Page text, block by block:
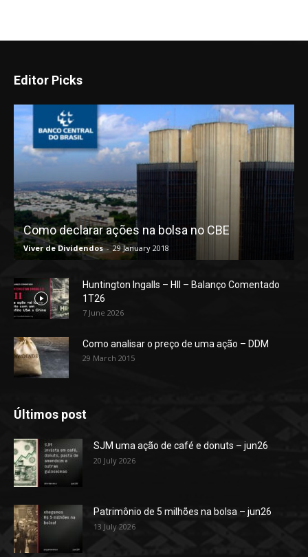
Editor Picks
Como declarar ações na bolsa no CBE
Viver de Dividendos - 29 January 2018
Huntington Ingalls – HII – Balanço Comentado
1T26
7 June 2026
Como analisar o preço de uma ação – DDM
29 March 2015
Últimos post
SJM uma ação de café e donuts – jun26
20 July 2026
Patrimônio de 5 milhões na bolsa – jun26
13 July 2026